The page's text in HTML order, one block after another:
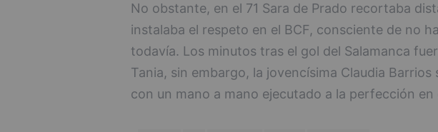
No obstante, en el 71 Sara de Prado recortaba
instalaba el respeto en el BCF, consciente de no
todavía. Los minutos tras el gol del Salamanca
Tania, sin embargo, la jovencísima Claudia
con un mano a mano ejecutado a la perfección en